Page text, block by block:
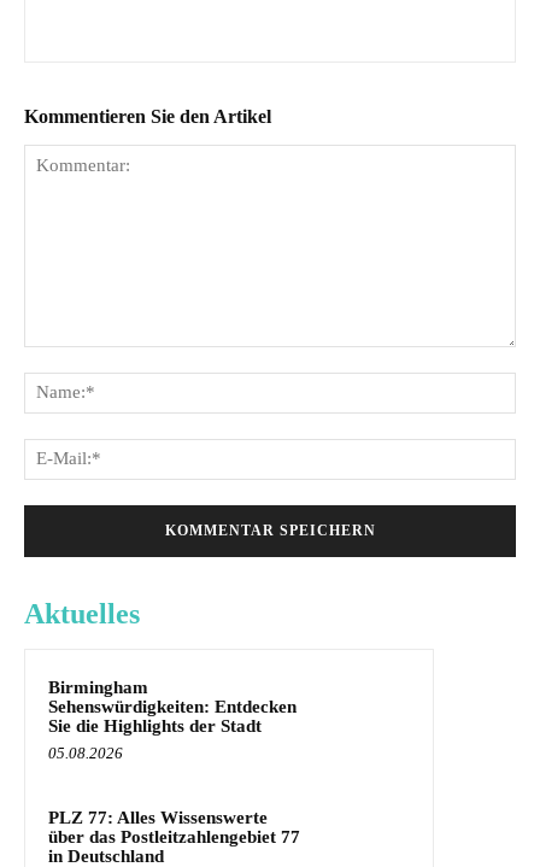
Kommentieren Sie den Artikel
Aktuelles
Birmingham
Sehenswürdigkeiten: Entdecken
Sie die Highlights der Stadt
05.08.2026
PLZ 77: Alles Wissenswerte
über das Postleitzahlengebiet 77
in Deutschland